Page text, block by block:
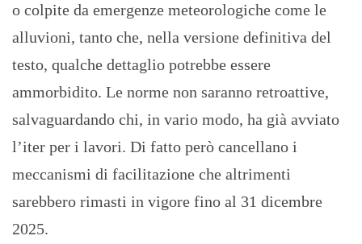
o colpite da emergenze meteorologiche come le
alluvioni, tanto che, nella versione definitiva del
testo, qualche dettaglio potrebbe essere
ammorbidito. Le norme non saranno retroattive,
salvaguardando chi, in vario modo, ha già avviato
l’iter per i lavori. Di fatto però cancellano i
meccanismi di facilitazione che altrimenti
sarebbero rimasti in vigore fino al 31 dicembre
2025.